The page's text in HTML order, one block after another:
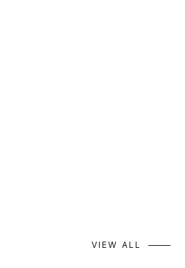
VIEW ALL